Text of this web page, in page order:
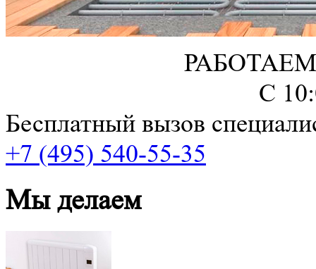
С
Бесплатный вызов
+7 (495) 540-55-35
Мы делаем